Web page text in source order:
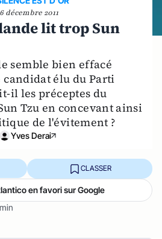
décembre 2011
lit trop Sun
semble bien effacé
élu du Parti
il les préceptes du
Tzu en concevant ainsi
de l'évitement ?
Yves Derai
CLASSER
en favori sur Google